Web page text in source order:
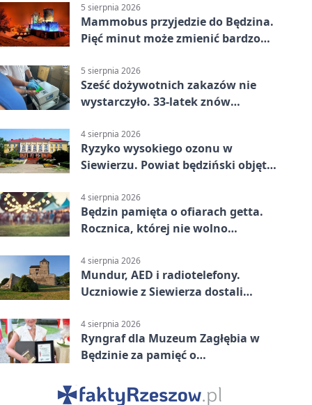
5 sierpnia 2026
Mammobus przyjedzie do Będzina.
Pięć minut może zmienić bardzo
5 sierpnia 2026
Sześć dożywotnich zakazów nie
wystarczyło. 33-latek znów
4 sierpnia 2026
Ryzyko wysokiego ozonu w
Siewierzu. Powiat będziński objęty
4 sierpnia 2026
Będzin pamięta o ofiarach getta.
Rocznica, której nie wolno
4 sierpnia 2026
Mundur, AED i radiotelefony.
Uczniowie z Siewierza dostali
4 sierpnia 2026
Ryngraf dla Muzeum Zagłębia w
Będzinie za pamięć o